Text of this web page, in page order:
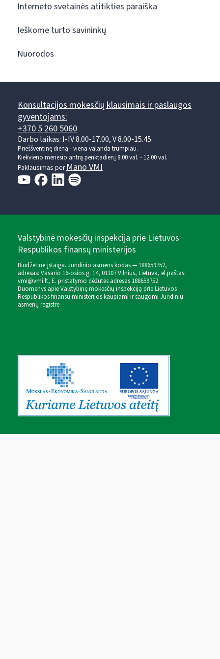
Interneto svetainės atitikties paraiška
Ieškome turto savininkų
Nuorodos
Konsultacijos mokesčių klausimais ir paslaugos
gyventojams:
+370 5 260 5060
Darbo laikas: I-IV 8.00-17.00, V 8.00-15.45.
Prieššventinę dieną - viena valanda trumpiau.
Kiekvieno mėnesio antrą penktadienį 8.00 val. - 12.00 val.
Paklausimas perMano VMI
Valstybinė mokesčių inspekcija prie Lietuvos
Respublikos finansų ministerijos
Biudžetinė įstaiga. Juridinio asmens kodas — 188659752,
adresas: Vasario 16-osios g. 14, 01107 Vilnius, Lietuva, el.paštas:
vmi@vmi.lt, E. pristatymo dėžutės adresas 188659752
Duomenys apie Valstybinę mokesčių inspekciją prie Lietuvos
Respublikos finansų ministerijos kaupiami ir saugomi Juridinių
asmenų registre